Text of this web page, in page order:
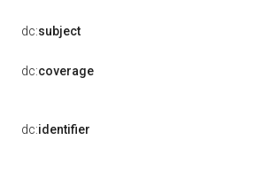
dc:subject
dc:coverage
dc:identifier